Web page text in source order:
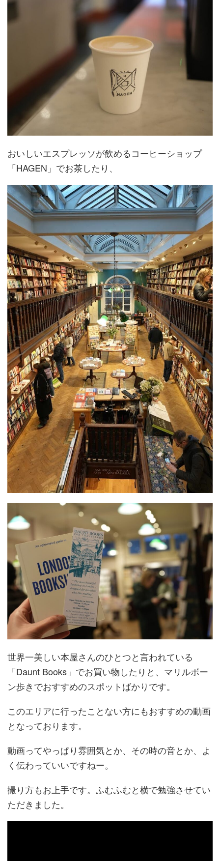
おいしいエスプレッソが飲めるコーヒーショップ
「HAGEN」でお茶したり、
世界一美しい本屋さんのひとつと言われている
「Daunt Books」でお買い物したりと、マリルボー
ン歩きでおすすめのスポットばかりです。
このエリアに行ったことない方にもおすすめの動画
となっております。
動画ってやっぱり雰囲気とか、その時の音とか、よ
く伝わっていいですねー。
撮り方もお上手です。ふむふむと横で勉強させてい
ただきました。